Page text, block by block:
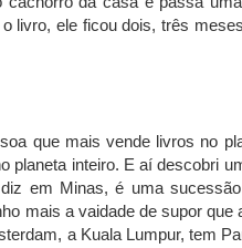
livro, ele ficou dois, três
que mais vende livros no
inteiro. E aí descobri
em Minas, é uma
mais a vaidade de supor
a Kuala Lumpur, tem